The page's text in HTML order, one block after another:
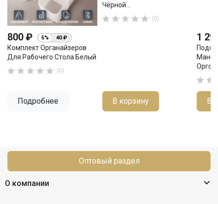
800 ₽ 5% 40 ₽
Комплект Органайзеров
Для Рабочего Стола Белый
     (0)
Подробнее
Чёрной...
     (0)
В корзину
1
 
В
Оптовый раздел
О компании 